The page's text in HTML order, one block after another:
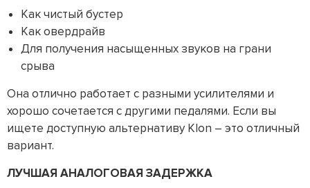
Как чистый бустер
Как овердрайв
Для получения насыщенных звуков на грани
срыва
Она отлично работает с разными усилителями и
хорошо сочетается с другими педалями. Если вы
ищете доступную альтернативу Klon – это отличный
вариант.
ЛУЧШАЯ АНАЛОГОВАЯ ЗАДЕРЖКА